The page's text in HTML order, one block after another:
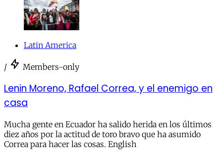
Latin America
/ Members-only
Lenin Moreno, Rafael Correa, y el enemigo en
casa
Mucha gente en Ecuador ha salido herida en los últimos
diez años por la actitud de toro bravo que ha asumido
Correa para hacer las cosas. English